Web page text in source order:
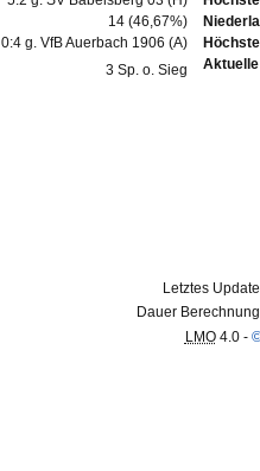
14 (46,67%)
0:4 g. VfB Auerbach 1906 (A)
3 Sp. o. Sieg
Letztes
Dauer
LMO4.0 -